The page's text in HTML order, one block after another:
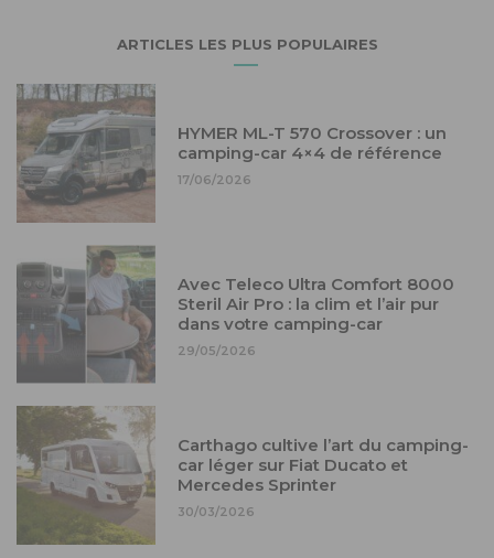
ARTICLES LES PLUS POPULAIRES
HYMER ML-T 570 Crossover : un
camping-car 4×4 de référence
17/06/2026
Avec Teleco Ultra Comfort 8000
Steril Air Pro : la clim et l’air pur
dans votre camping-car
29/05/2026
Carthago cultive l’art du camping-
car léger sur Fiat Ducato et
Mercedes Sprinter
30/03/2026